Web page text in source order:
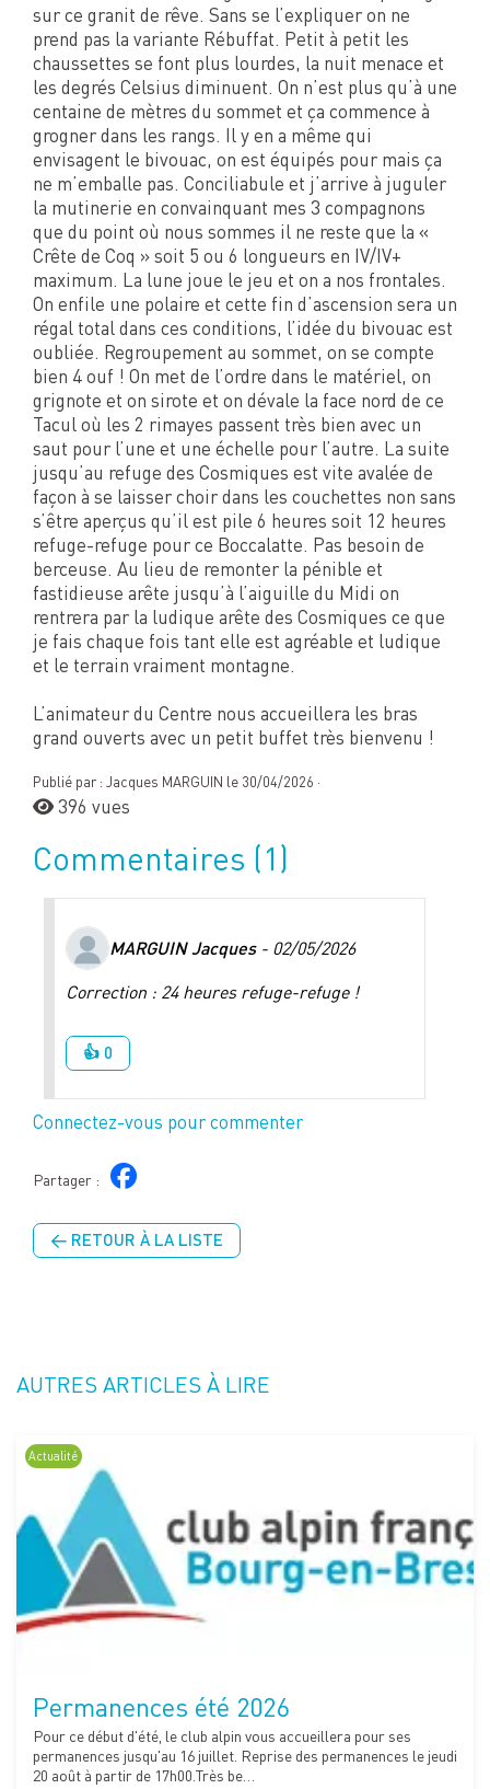
sur ce granit de rêve. Sans se l’expliquer on ne
prend pas la variante Rébuffat. Petit à petit les
chaussettes se font plus lourdes, la nuit menace et
les degrés Celsius diminuent. On n’est plus qu’à une
centaine de mètres du sommet et ça commence à
grogner dans les rangs. Il y en a même qui
envisagent le bivouac, on est équipés pour mais ça
ne m’emballe pas. Conciliabule et j’arrive à juguler
la mutinerie en convainquant mes 3 compagnons
que du point où nous sommes il ne reste que la «
Crête de Coq » soit 5 ou 6 longueurs en IV/IV+
maximum. La lune joue le jeu et on a nos frontales.
On enfile une polaire et cette fin d’ascension sera un
régal total dans ces conditions, l’idée du bivouac est
oubliée. Regroupement au sommet, on se compte
bien 4 ouf ! On met de l’ordre dans le matériel, on
grignote et on sirote et on dévale la face nord de ce
Tacul où les 2 rimayes passent très bien avec un
saut pour l’une et une échelle pour l’autre. La suite
jusqu’au refuge des Cosmiques est vite avalée de
façon à se laisser choir dans les couchettes non sans
s’être aperçus qu’il est pile 6 heures soit 12 heures
refuge-refuge pour ce Boccalatte. Pas besoin de
berceuse. Au lieu de remonter la pénible et
fastidieuse arête jusqu’à l’aiguille du Midi on
rentrera par la ludique arête des Cosmiques ce que
je fais chaque fois tant elle est agréable et ludique
et le terrain vraiment montagne.
L’animateur du Centre nous accueillera les bras
grand ouverts avec un petit buffet très bienvenu !
Publié par : Jacques MARGUIN le 30/04/2026 ·
396 vues
Commentaires (1)
MARGUIN Jacques- 02/05/2026
Correction : 24 heures refuge-refuge !
👍 0
Connectez-vous pour commenter
Partager :
← RETOUR À LA LISTE
AUTRES ARTICLES À LIRE
Actualité
Permanences été 2026
Pour ce début d'été, le club alpin vous accueillera pour ses
permanences jusqu'au 16 juillet. Reprise des permanences le jeudi
20 août à partir de 17h00.Très be…